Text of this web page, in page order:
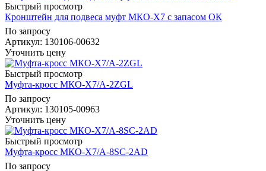
Быстрый просмотр
Кронштейн для подвеса муфт МКО-Х7 с запасом ОК
По запросу
Артикул: 130106-00632
Уточнить цену
Быстрый просмотр
Муфта-кросс МКО-Х7/A-2ZGL
По запросу
Артикул: 130105-00963
Уточнить цену
Быстрый просмотр
Муфта-кросс МКО-Х7/A-8SC-2AD
По запросу